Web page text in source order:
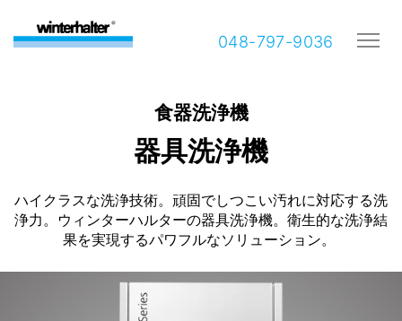
048-797-9036
食器洗浄機
器具洗浄機
ハイクラスな洗浄技術。頑固でしつこい汚れに対応する洗
浄力。ウィンターハルターの器具洗浄機。衛生的な洗浄結
果を実現するパワフルなソリューション。